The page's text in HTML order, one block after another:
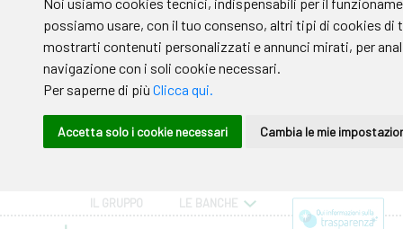
IL GRUPPO LE BANCHE